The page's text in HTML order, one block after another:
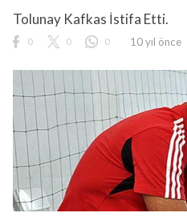
Tolunay Kafkas İstifa Etti.
0 0 0 10 yıl önce